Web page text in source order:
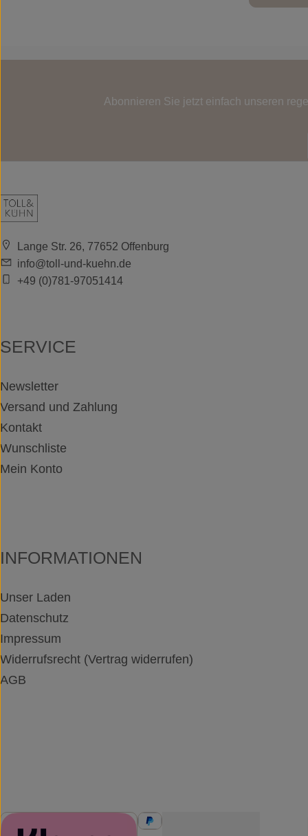
Abonnieren Sie jetzt einfach unseren
Lange Str. 26, 77652 Offenburg
info@toll-und-kuehn.de
+49 (0)781-97051414
SERVICE
Newsletter
Versand und Zahlung
Kontakt
Wunschliste
Mein Konto
INFORMATIONEN
Unser Laden
Datenschutz
Impressum
Widerrufsrecht (Vertrag widerrufen)
AGB